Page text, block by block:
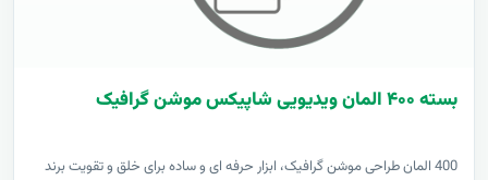
بسته ۴۰۰ المان ویدیویی شاپیکس موشن گرافیک
400 المان طراحی موشن گرافیک، ابزار حرفه ای و ساده برای خلق و تقویت برند